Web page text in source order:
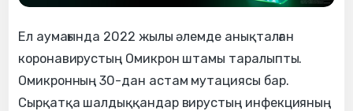
Ел аумағында 2022 жылы әлемде анықталған
коронавирустың Омикрон штамы таралыпты.
Омикронның 30-дан астам мутациясы бар.
Сырқатқа шалдыққандар вирустың инфекцияның